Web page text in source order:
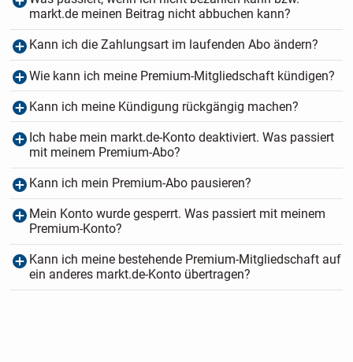
markt.de meinen Beitrag nicht abbuchen kann?
Kann ich die Zahlungsart im laufenden Abo ändern?
Wie kann ich meine Premium-Mitgliedschaft kündigen?
Kann ich meine Kündigung rückgängig machen?
Ich habe mein markt.de-Konto deaktiviert. Was passiert
mit meinem Premium-Abo?
Kann ich mein Premium-Abo pausieren?
Mein Konto wurde gesperrt. Was passiert mit meinem
Premium-Konto?
Kann ich meine bestehende Premium-Mitgliedschaft auf
ein anderes markt.de-Konto übertragen?